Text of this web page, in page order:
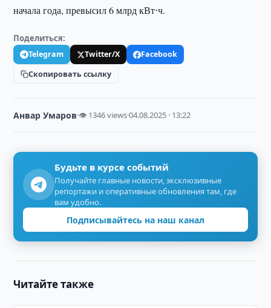
начала года, превысил 6 млрд кВт⋅ч.
Поделиться:
Telegram Twitter/X
Facebook
Скопировать ссылку
Анвар Умаров·👁 1346 views·04.08.2025 · 13:22
Будьте в курсе событий
Получайте главные новости, эксклюзивные
репортажи и оперативные обновления там, где
вам удобно.
Подписывайтесь на наш канал
Читайте также